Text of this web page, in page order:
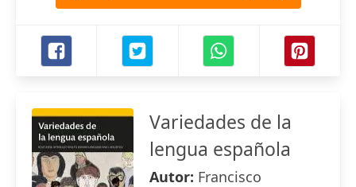
Variedades de la
lengua española
Autor: Francisco